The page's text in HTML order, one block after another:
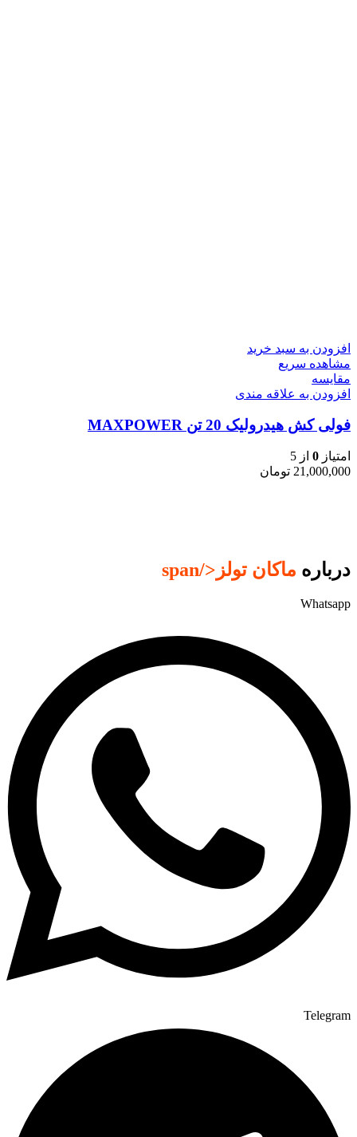
افزودن به سبد خرید
مشاهده سریع
مقایسه
افزودن به علاقه مندی
فولی کش هیدرولیک 20 تن MAXPOWER
امتیاز 0 از 5
21,000,000 تومان
درباره ماکان تولز </span
Whatsapp
Telegram